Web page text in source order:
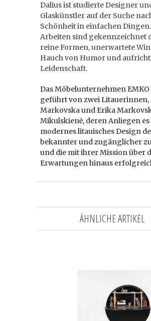
Dalius ist studierte Designer
Glaskünstler auf der Suche
Schönheit in einfachen
Arbeiten sind gekennzeichnet
reine Formen, unerwartete
Hauch von Humor und
Leidenschaft.
Das Möbelunternehmen
geführt von zwei Litauerinnen,
Markovska und Erika
Mikulskienė, deren Anliegen es
modernes litauisches Design
bekannter und zugänglicher
und die mit ihrer Mission über
Erwartungen hinaus
ÄHNLICHE ARTIKEL